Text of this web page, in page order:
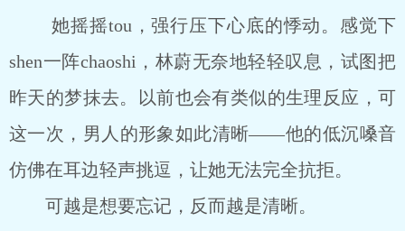
她摇摇tou，强行压下心底的悸动。感觉下
shen一阵chaoshi，林蔚无奈地轻轻叹息，试图把
昨天的梦抹去。以前也会有类似的生理反应，可
这一次，男人的形象如此清晰――他的低沉嗓音
仿佛在耳边轻声挑逗，让她无法完全抗拒。
可越是想要忘记，反而越是清晰。